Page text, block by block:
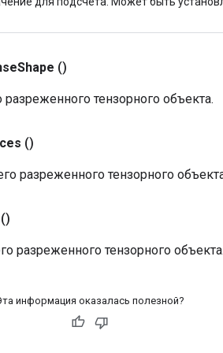
Shape ()
тензорного объекта.
()
разреженного тензорного
​​()
разреженного тензорного объекта.
информация оказалась полезной?